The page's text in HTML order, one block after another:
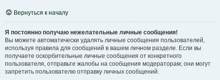
Вернуться к началу
Я постоянно получаю нежелательные личные сообщения!
Вы можете автоматически удалять личные сообщения пользователей,
используя правила для сообщений в вашем личном разделе. Если вы
получаете оскорбительные личные сообщения от конкретного
пользователя, отправьте жалобы на сообщения модераторам; они могут
запретить пользователю отправку личных сообщений.